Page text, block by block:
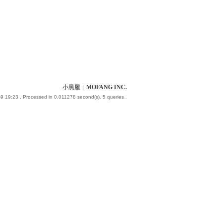
小黑屋 MOFANG INC.
19:23 , Processed in 0.011278 second(s), 5 queries .